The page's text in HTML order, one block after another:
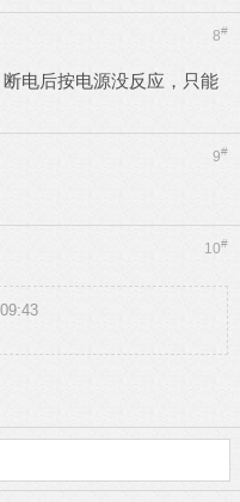
8#
电后按电源没反应，只能
9#
10#